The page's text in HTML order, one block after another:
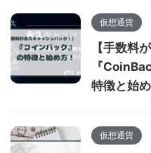
仮想通貨
【手数料
『
特徴と始
仮想通貨